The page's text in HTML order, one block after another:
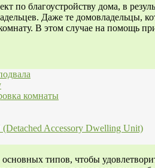
по благоустройству дома, в
Даже те домовладельцы,
В этом случае на помощь
комнаты
Accessory Dwelling Unit)
типов, чтобы